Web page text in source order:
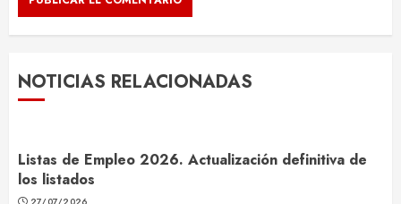
NOTICIAS RELACIONADAS
Listas de Empleo 2026. Actualización definitiva de
los listados